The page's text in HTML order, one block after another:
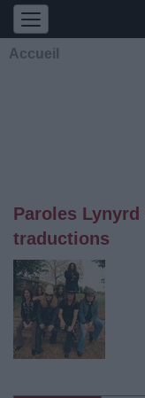
Accueil
Paroles
traductions